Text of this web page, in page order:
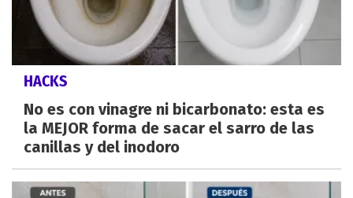
HACKS
No es con vinagre ni bicarbonato: esta es
la MEJOR forma de sacar el sarro de las
canillas y del inodoro